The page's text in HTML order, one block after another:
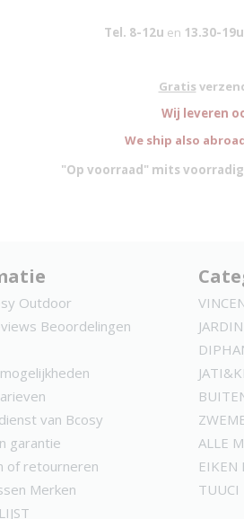
Tel. 8-12u en 13.30-
Gratis
Wij leveren
We ship also
"Op voorraad" mits
Outdoor
Beoordelingen
van Bcosy
garantie
of retourneren
Merken
ALLE
EIKEN
TUUCI